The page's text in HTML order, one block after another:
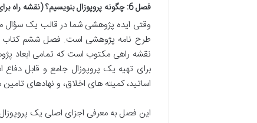
فصل 6: چگونه پروپوزال بنویسیم؟ (نقشه راه برای اجرا)
وقتی ایده پژوهشی شما در قالب یک سؤال
طرح نامه پژوهشی است. فصل ششم کتاب
نقشه راهی مکتوب است که تمامی ابعاد
برای تهیه یک پروپوزال جامع و قابل
اساتید، کمیته های اخلاق، و نهادهای
این فصل به معرفی اجزای اصلی یک